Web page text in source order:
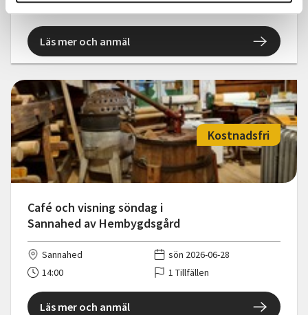
14:00
1 Tillfällen
Läs mer och anmäl
Café och visning söndag i
Sannahed av Hembygdsgård
Kostnadsfri
Sannahed
sön 2026-06-28
14:00
1 Tillfällen
Läs mer och anmäl